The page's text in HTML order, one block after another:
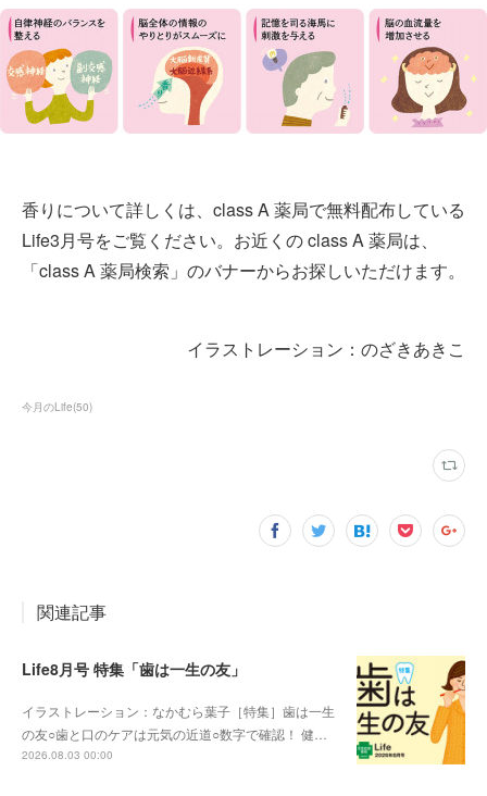
香りについて詳しくは、class A 薬局で無料配布している
Life3月号をご覧ください。お近くの class A 薬局は、
「class A 薬局検索」のバナーからお探しいただけます。
イラストレーション：のざきあきこ
今月のLife(50)
関連記事
Life8月号 特集「歯は一生の友」
イラストレーション：なかむら葉子［特集］歯は一生
の友○歯と口のケアは元気の近道○数字で確認！ 健…
2026.08.03 00:00